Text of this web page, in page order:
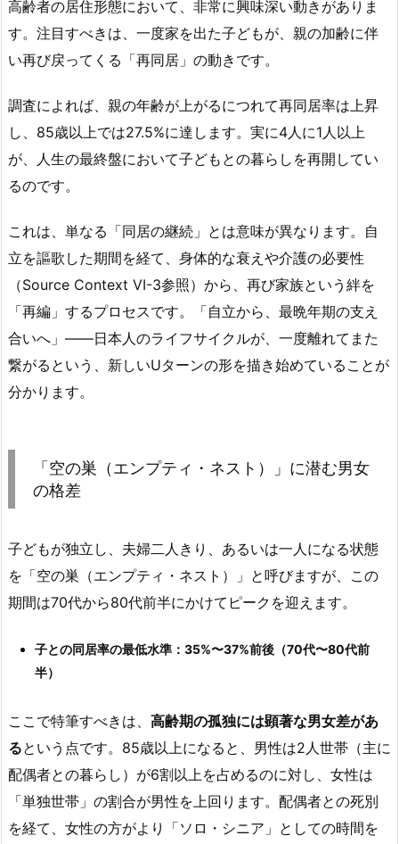
高齢者の居住形態において、非常に興味深い動きがありま
す。注目すべきは、一度家を出た子どもが、親の加齢に伴
い再び戻ってくる「再同居」の動きです。
調査によれば、親の年齢が上がるにつれて再同居率は上昇
し、85歳以上では27.5%に達します。実に4人に1人以上
が、人生の最終盤において子どもとの暮らしを再開してい
るのです。
これは、単なる「同居の継続」とは意味が異なります。自
立を謳歌した期間を経て、身体的な衰えや介護の必要性
（Source Context VI-3参照）から、再び家族という絆を
「再編」するプロセスです。「自立から、最晩年期の支え
合いへ」——日本人のライフサイクルが、一度離れてまた
繋がるという、新しいUターンの形を描き始めていることが
分かります。
「空の巣（エンプティ・ネスト）」に潜む男女
の格差
子どもが独立し、夫婦二人きり、あるいは一人になる状態
を「空の巣（エンプティ・ネスト）」と呼びますが、この
期間は70代から80代前半にかけてピークを迎えます。
子との同居率の最低水準：35%〜37%前後（70代〜80代前
半）
ここで特筆すべきは、 高齢期の孤独には顕著な男女差があ
るという点です。85歳以上になると、男性は2人世帯（主に
配偶者との暮らし）が6割以上を占めるのに対し、女性は
「単独世帯」の割合が男性を上回ります。配偶者との死別
を経て、女性の方がより「ソロ・シニア」としての時間を